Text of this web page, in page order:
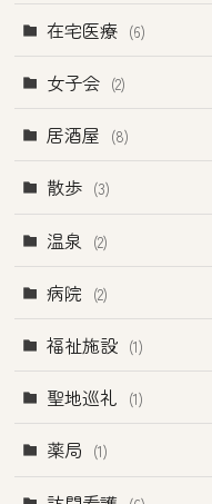
(1)
在宅医療 (6)
女子会 (2)
居酒屋 (8)
散歩 (3)
温泉 (2)
病院 (2)
福祉施設 (1)
聖地巡礼 (1)
薬局 (1)